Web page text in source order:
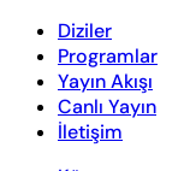
Diziler
Programlar
Yayın Akışı
Canlı Yayın
İletişim